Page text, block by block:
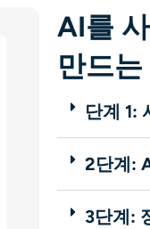
AI를
만드
단계 1:
2단계:
3단계: